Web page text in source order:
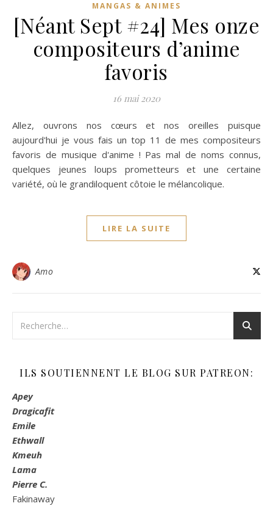
MANGAS & ANIMES
[Néant Sept #24] Mes onze
compositeurs d’anime
favoris
16 mai 2020
Allez, ouvrons nos cœurs et nos oreilles puisque
aujourd'hui je vous fais un top 11 de mes compositeurs
favoris de musique d'anime ! Pas mal de noms connus,
quelques jeunes loups prometteurs et une certaine
variété, où le grandiloquent côtoie le mélancolique.
LIRE LA SUITE
Amo
ILS SOUTIENNENT LE BLOG SUR PATREON:
Apey
Dragicafit
Emile
Ethwall
Kmeuh
Lama
Pierre C.
Fakinaway